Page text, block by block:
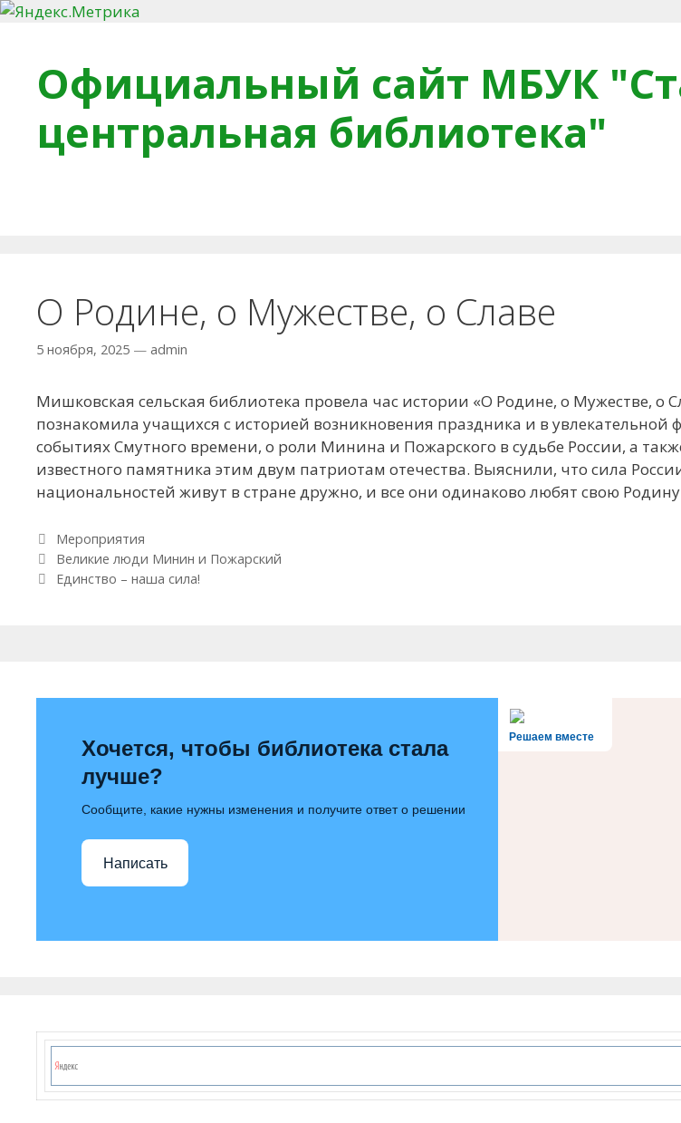
Официальный сайт МБУК
центральная библиотека"
О Родине, о Мужестве, о Славе
5 ноября, 2025 — admin
Мишковская сельская библиотека провела час истории «О Родине, о Мужестве, о
познакомила учащихся с историей возникновения праздника и в увлекательной
событиях Смутного времени, о роли Минина и Пожарского в судьбе России, а
известного памятника этим двум патриотам отечества. Выяснили, что сила
национальностей живут в стране дружно, и все они одинаково любят свою
Рубрики
Мероприятия
Навигация по записям
Великие люди Минин и Пожарский
Единство – наша сила!
Решаем вместе
Хочется, чтобы библиотека стала
лучше?
Сообщите, какие нужны изменения и получите ответ о решении
Написать